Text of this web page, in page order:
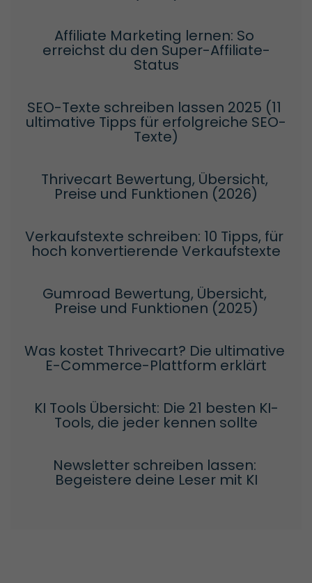
Affiliate Marketing lernen: So
erreichst du den Super-Affiliate-
Status
SEO-Texte schreiben lassen 2025 (11
ultimative Tipps für erfolgreiche SEO-
Texte)
Thrivecart Bewertung, Übersicht,
Preise und Funktionen (2026)
Verkaufstexte schreiben: 10 Tipps, für
hoch konvertierende Verkaufstexte
Gumroad Bewertung, Übersicht,
Preise und Funktionen (2025)
Was kostet Thrivecart? Die ultimative
E-Commerce-Plattform erklärt
KI Tools Übersicht: Die 21 besten KI-
Tools, die jeder kennen sollte
Newsletter schreiben lassen:
Begeistere deine Leser mit KI